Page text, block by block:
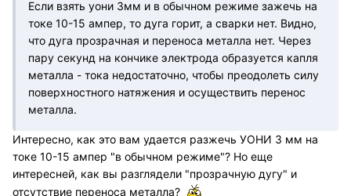
Если взять уони 3мм и в обычном режиме зажечь на
токе 10-15 ампер, то дуга горит, а сварки нет. Видно,
что дуга прозрачная и переноса металла нет. Через
пару секунд на кончике электрода образуется капля
металла - тока недостаточно, чтобы преодолеть силу
поверхностного натяжения и осуществить перенос
металла.
Интересно, как это вам удается разжечь УОНИ 3 мм на
токе 10-15 ампер "в обычном режиме"? Но еще
интересней, как вы разглядели "прозрачную дугу" и
отсутствие переноса металла?